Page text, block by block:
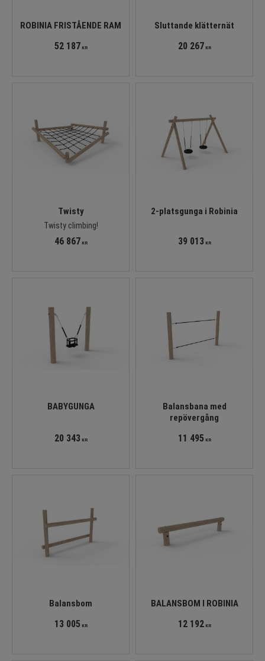
ROBINIA FRISTÅENDE RAM
52 187 KR
Sluttande klätternät
20 267 KR
Twisty
Twisty climbing!
46 867 KR
2-platsgunga i Robinia
39 013 KR
BABYGUNGA
20 343 KR
Balansbana med
repövergång
11 495 KR
Balansbom
13 005 KR
BALANSBOM I ROBINIA
12 192KR